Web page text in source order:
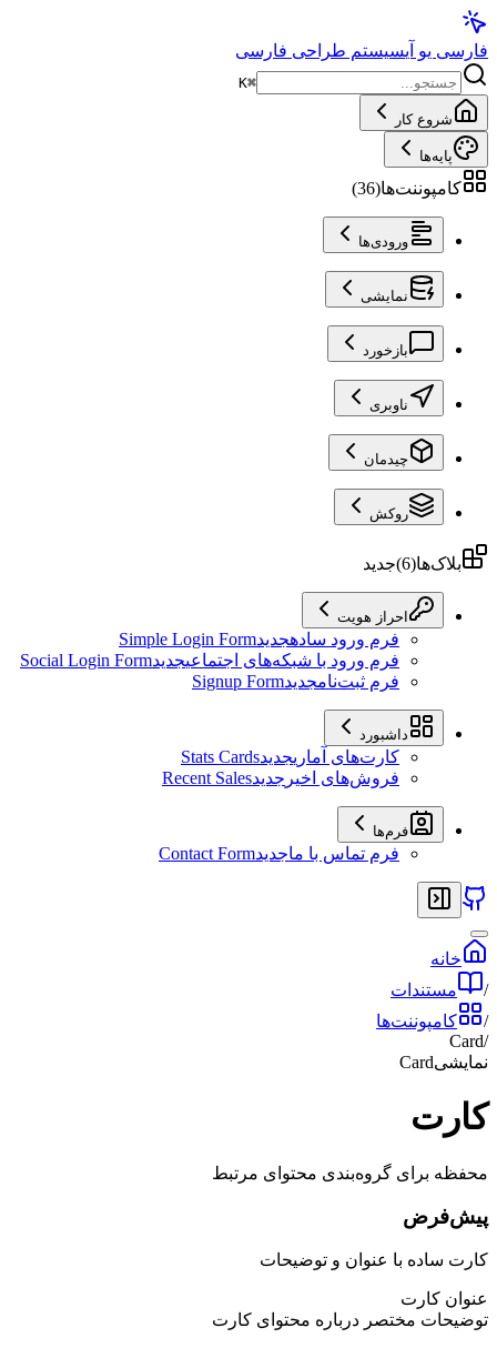
فارسی یو آیسیستم طراحی فارسی
⌘
K
شروع کار
پایه‌ها
کامپوننت‌ها(
36
)
ورودی‌ها
نمایشی
بازخورد
ناوبری
چیدمان
روکش
بلاک‌ها(
6
)جدید
احراز هویت
فرم ورود سادهجدیدSimple Login Form
فرم ورود با شبکه‌های اجتماعیجدیدSocial Login Form
فرم ثبت‌نامجدیدSignup Form
داشبورد
کارت‌های آماریجدیدStats Cards
فروش‌های اخیر جدیدRecent Sales
فرم‌ها
فرم تماس با ماجدیدContact Form
خانه
/
مستندات
/
کامپوننت‌ها
/
Card
نمایشیCard
کارت
محفظه برای گروه‌بندی محتوای مرتبط
پیش‌فرض
کارت ساده با عنوان و توضیحات
عنوان کارت
توضیحات مختصر درباره محتوای کارت